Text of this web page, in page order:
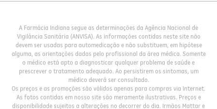
A Farmácia Indiana segue as determinações da Agência Nacional de
Vigilância Sanitária (ANVISA). As informações contidas neste site não
devem ser usadas para automedicação e não substituem, em hipótese
alguma, as orientações dadas pelo profissional da área médica. Somente
o médico está apto a diagnosticar qualquer problema de saúde e
prescrever o tratamento adequado. Ao persistirem os sintomas, um
médico deverá ser consultado.
Os preços e as promoções são válidos apenas para compras via Internet.
As fotos contidas em nosso site são meramente ilustrativas. Preços e
disponibilidade sujeitos a alterações no decorrer do dia. Irmãos Mattar e